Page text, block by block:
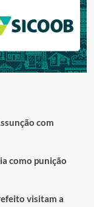
com
como punição
visitam a